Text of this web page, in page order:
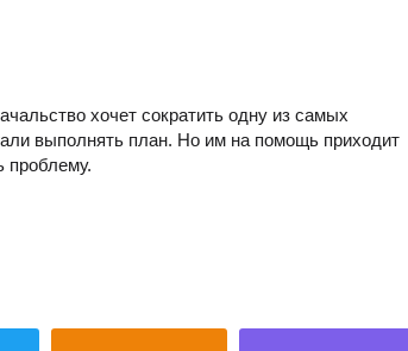
хочет сократить одну из самых
выполнять план. Но им на помощь приходит
проблему.